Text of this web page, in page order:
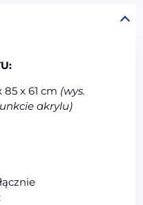
x 61 cm (wys.
akrylu)